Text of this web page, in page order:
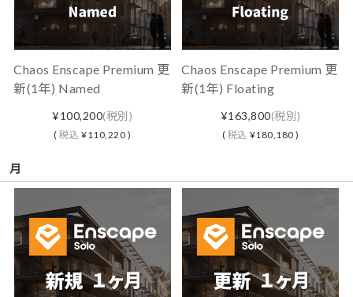
Chaos Enscape Premium 更
新(1年) Named
¥100,200(税別)
(税込 ¥110,220 )
Chaos Enscape Premium 更
新(1年) Floating
¥163,800(税別)
( 税込 ¥180,180 )
月